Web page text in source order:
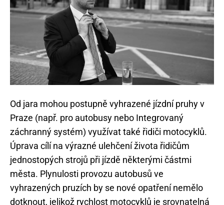
Od jara mohou postupně vyhrazené jízdní pruhy v
Praze (např. pro autobusy nebo Integrovaný
záchranný systém) využívat také řidiči motocyklů.
Úprava cílí na výrazné ulehčení života řidičům
jednostopých strojů při jízdě některými částmi
města. Plynulosti provozu autobusů ve
vyhrazených pruzích by se nové opatření nemělo
dotknout, jelikož rychlost motocyklů je srovnatelná